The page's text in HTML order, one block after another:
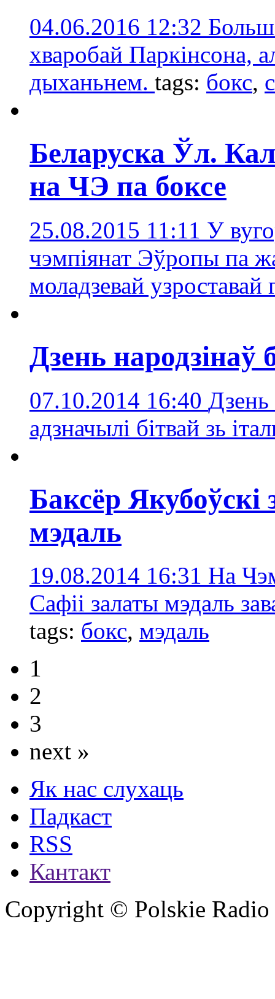
04.06.2016 12:32 Больш
хваробай Паркінсона,
дыханьнем. tags: бокс,
Беларуска Ўл.
на ЧЭ па боксе
25.08.2015 11:11 У
чэмпіянат Эўропы па
моладзевай
Дзень народзінаў
07.10.2014 16:40 Дзень
адзначылі бітвай зь
Баксёр Якубоўскі
мэдаль
19.08.2014 16:31 На
Сафіі залаты мэдаль
tags: бокс, мэдаль
1
2
3
next »
Як нас слухаць
Падкаст
RSS
Кантакт
Copyright © Polskie